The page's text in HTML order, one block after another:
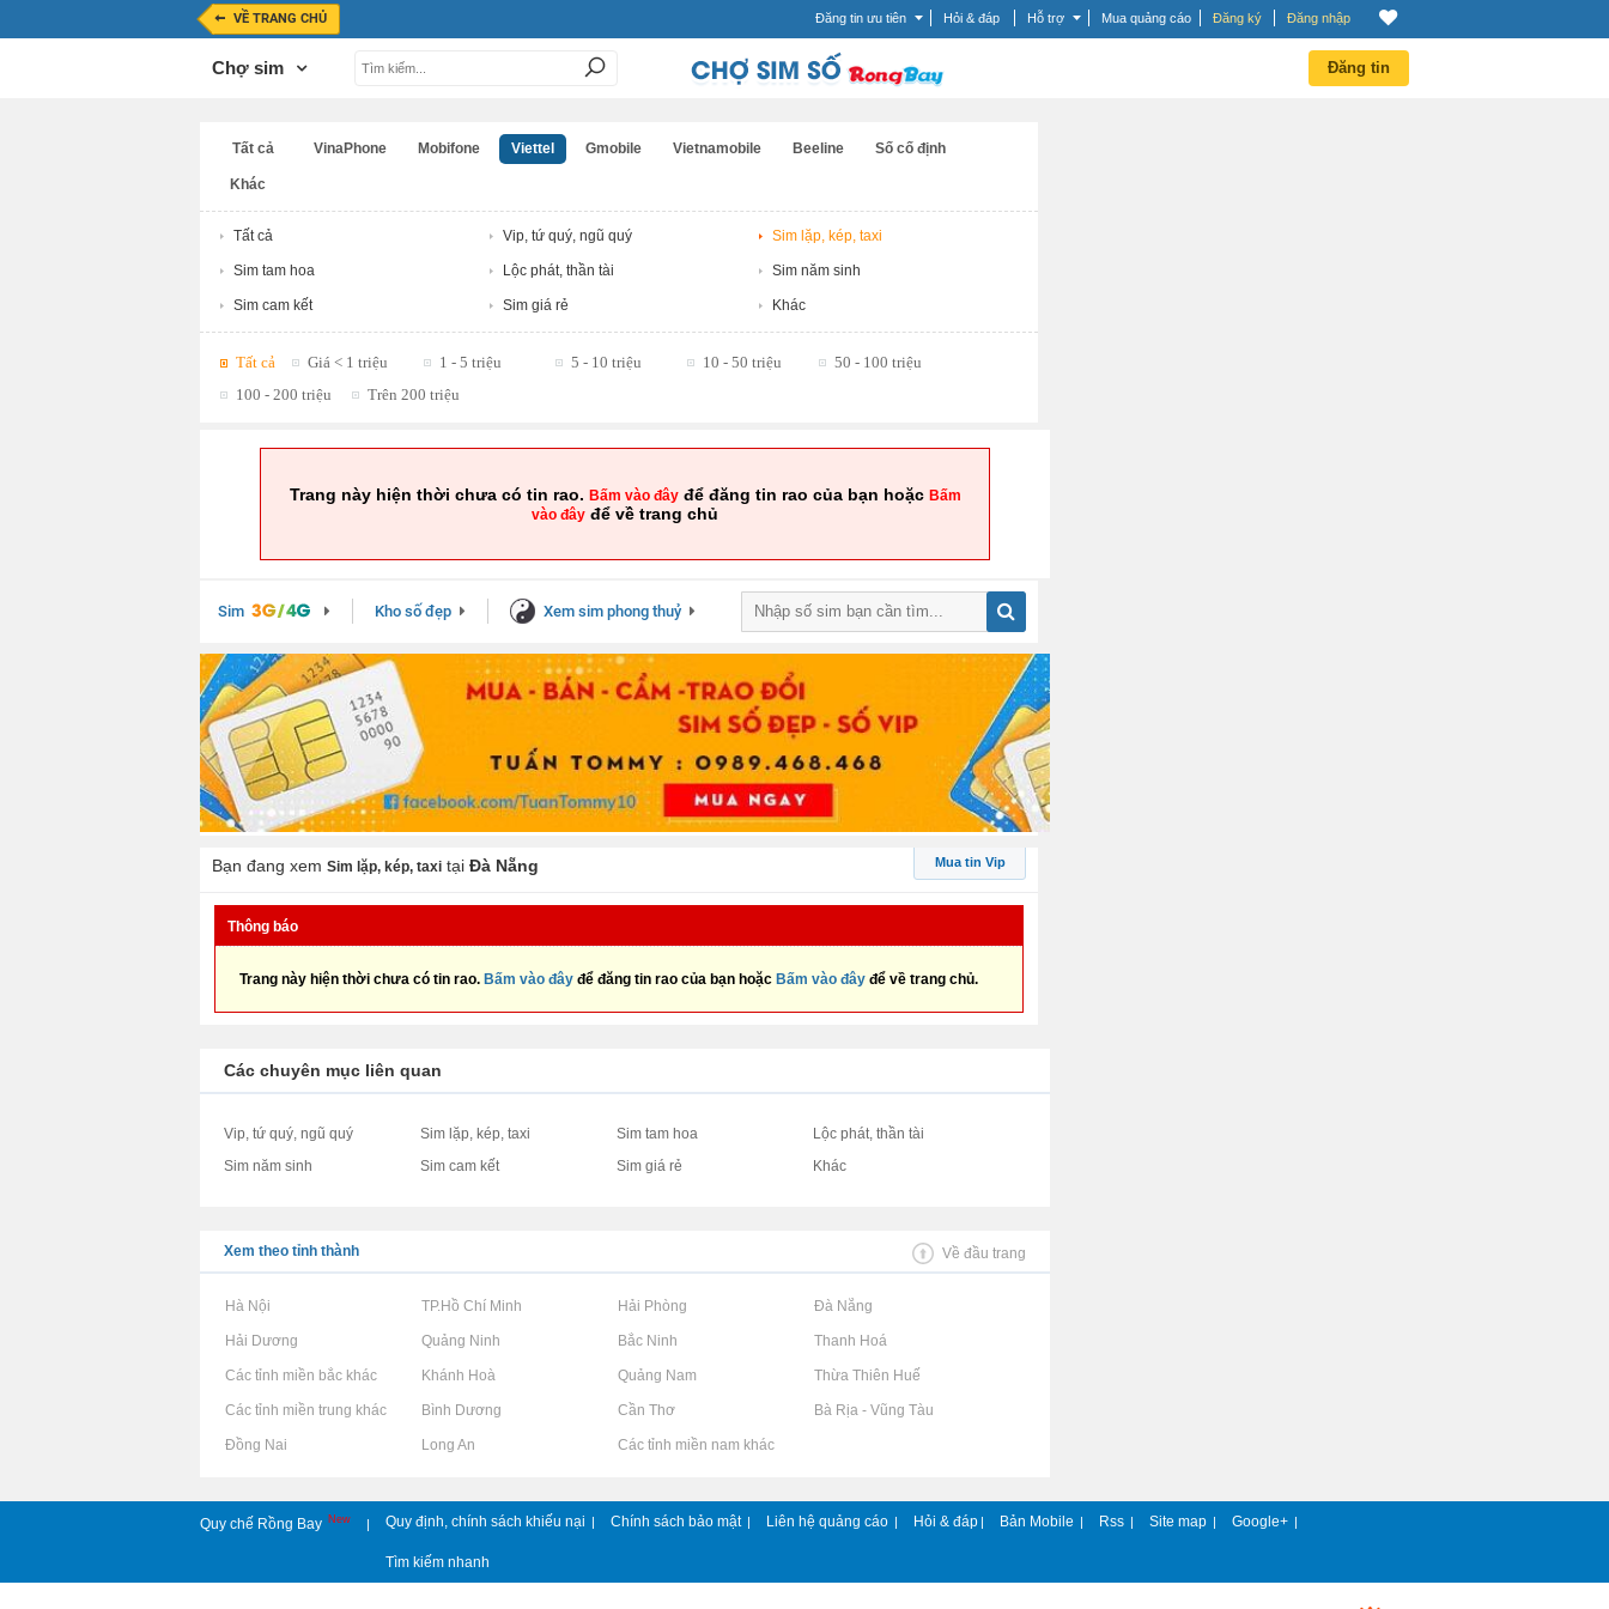
VỀ TRANG CHỦ Đăng tin ưu tiên Hỏi & đáp Hỗ trợ Mua quảng cáo Đăng ký Đăng nhập
Chợ sim Đăng tin
Tất cả VinaPhone Mobifone Viettel Gmobile Vietnamobile Beeline Số cố định
Khác
Tất cả Vip, tứ quý, ngũ quý Sim lặp, kép, taxi
Sim tam hoa Lộc phát, thần tài Sim năm sinh
Sim cam kết Sim giá rẻ Khác
Tất cả Giá < 1 triệu 1 - 5 triệu 5 - 10 triệu 10 - 50 triệu
50 - 100 triệu
100 - 200 triệu
Trên 200 triệu
Trang này hiện thời chưa có tin rao. Bấm vào đâyđể đăng tin rao của bạn hoặc Bấm
vào đây để về trang chủ
Sim Kho số đẹp Xem sim phong thuỷ
Bạn đang xem Sim lặp, kép, taxi tại Đà Nẵng Mua tin Vip
Thông báo
Trang này hiện thời chưa có tin rao. Bấm vào đây để đăng tin rao của bạn hoặc Bấm vào đây để về trang chủ.
Các chuyên mục liên quan
Vip, tứ quý, ngũ quý Sim lặp, kép, taxi Sim tam hoa
Lộc phát, thần tài
Sim năm sinh
Sim cam kết Sim giá rẻ Khác
Xem theo tỉnh thành Về đầu trang
Rao vặt tại Hà Nội Rao vặt tại TP.Hồ Chí Minh Rao vặt tại Hải Phòng Rao vặt tại Đà Nẵng
Rao vặt tại Hải Dương Rao vặt tại Quảng Ninh Rao vặt tại Bắc Ninh Rao vặt tại Thanh Hoá
Rao vặt tại Các tỉnh miền bắc khácRao vặt tại Khánh Hoà Rao vặt tại Quảng Nam Rao vặt tại Thừa Thiên Huế
Rao vặt tại Các tỉnh miền trung khácRao vặt tại Bình Dương Rao vặt tại Cần Thơ Rao vặt tại Bà Rịa - Vũng Tàu
Rao vặt tại Đồng Nai Rao vặt tại Long An Rao vặt tại Các tỉnh miền nam khác
Quy chế Rồng Bay New | Quy định, chính sách khiếu nại | Chính sách bảo mật | Liên hệ quảng cáo | Hỏi & đáp | Bản Mobile | Rss | Site map | Google+ |
Tìm kiếm nhanh